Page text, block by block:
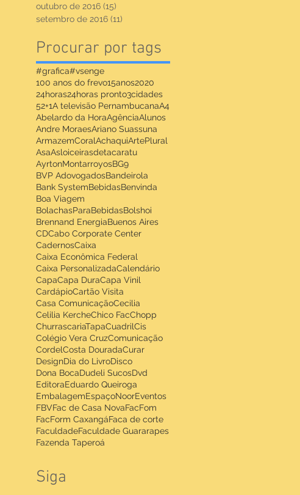
outubro de 2016 (15)
setembro de 2016 (11)
Procurar por tags
#grafica#vsenge
100 anos do frevo15anos2020
24horas24horas pronto3cidades
52+1A televisão PernambucanaA4
Abelardo da HoraAgênciaAlunos
Andre MoraesAriano Suassuna
ArmazemCoralAchaquiArtePlural
AsaAsloiceirasdetacaratu
AyrtonMontarroyosBG9
BVP AdovogadosBandeirola
Bank SystemBebidasBenvinda
Boa Viagem
BolachasParaBebidasBolshoi
Brennand EnergiaBuenos Aires
CDCabo Corporate Center
CadernosCaixa
Caixa Econômica Federal
Caixa PersonalizadaCalendário
CapaCapa DuraCapa Vinil
CardápioCartão Visita
Casa ComunicaçãoCecilia
Celilia KercheChico FacChopp
ChurrascariaTapaCuadrilCis
Colégio Vera CruzComunicação
CordelCosta DouradaCurar
DesignDia do LivroDisco
Dona BocaDudeli SucosDvd
EditoraEduardo Queiroga
EmbalagemEspaçoNoorEventos
FBVFac de Casa NovaFacFom
FacForm CaxangáFaca de corte
FaculdadeFaculdade Guararapes
Fazenda Taperoá
Siga